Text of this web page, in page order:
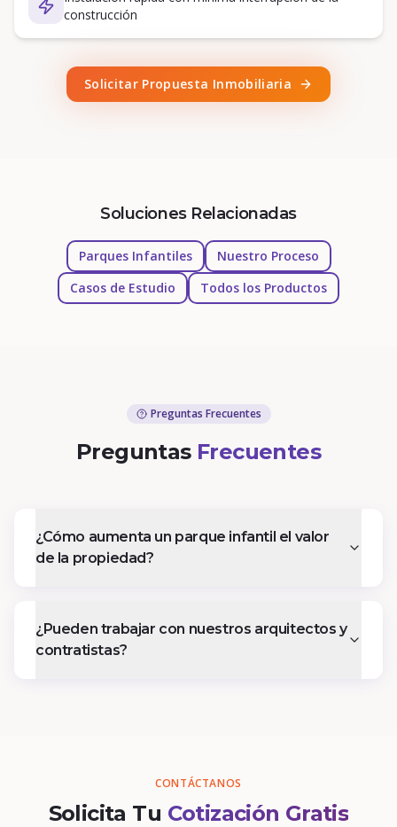
construcción
Solicitar Propuesta Inmobiliaria
Soluciones Relacionadas
Parques Infantiles
Nuestro Proceso
Casos de Estudio
Todos los Productos
Preguntas Frecuentes
Preguntas Frecuentes
¿Cómo aumenta un parque infantil el valor
de la propiedad?
¿Pueden trabajar con nuestros arquitectos y
contratistas?
CONTÁCTANOS
Solicita Tu Cotización Gratis